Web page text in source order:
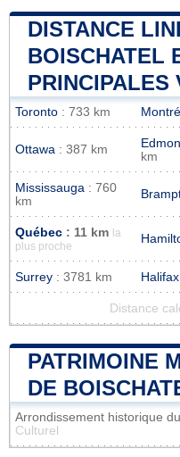
DISTANCE
BOISCHATEL
PRINCIPALES
Toronto : 733 km
Ottawa : 387 km
km
Mississauga : 760
km
Québec : 11 km
la
plus proche
Surrey : 3781 km Halifax
Distance
PATRIMOINE
DE
Arrondissement historique
Culturel